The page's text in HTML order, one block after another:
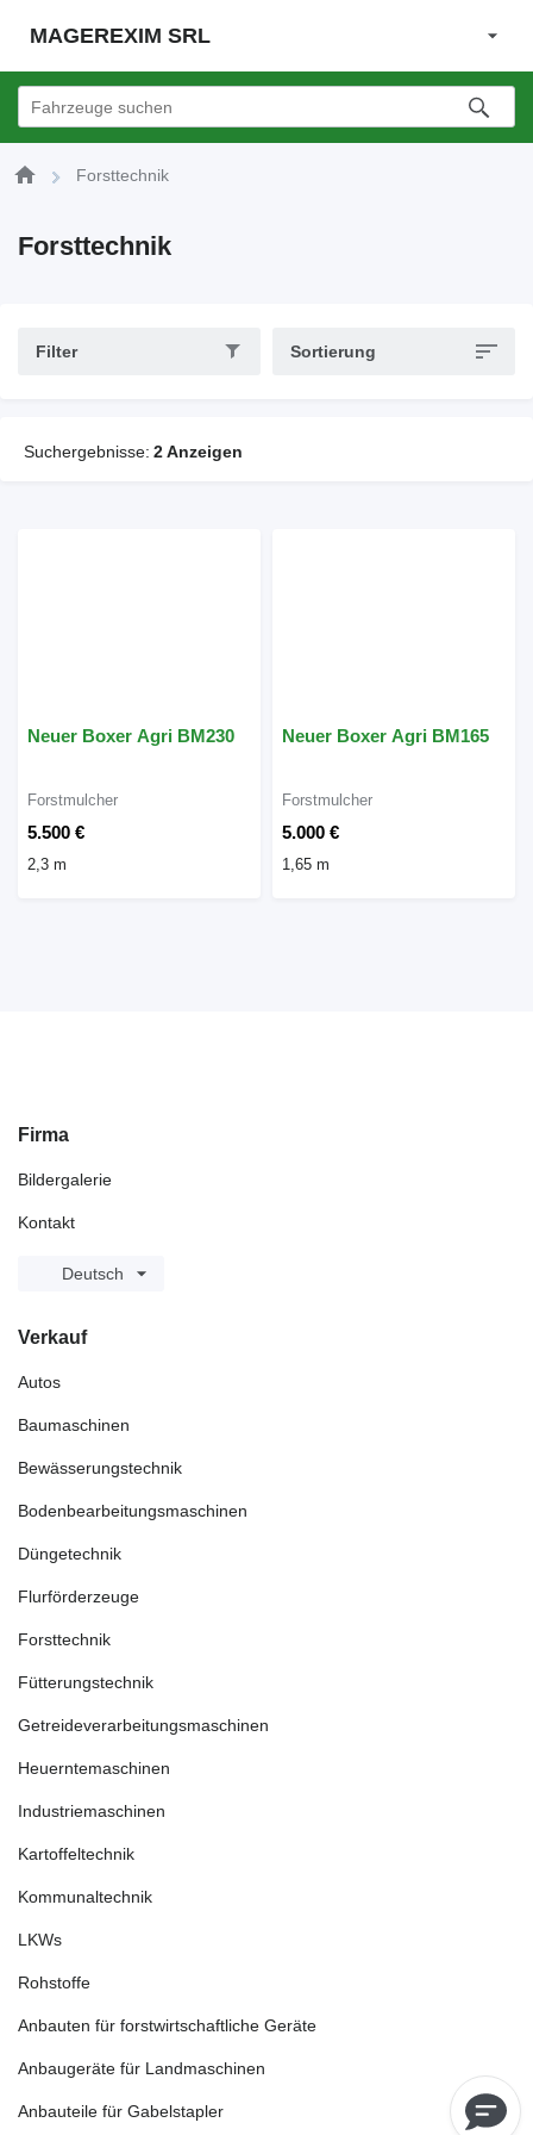
MAGEREXIM SRL
Forsttechnik
Forsttechnik
Filter Sortierung
Suchergebnisse: 2 Anzeigen
Neuer Boxer Agri BM230
5.500 €
Forstmulcher
2,3 m
Neuer Boxer Agri BM165
5.000 €
Forstmulcher
1,65 m
Firma
Bildergalerie
Kontakt
Deutsch
Verkauf
Autos
Baumaschinen
Bewässerungstechnik
Bodenbearbeitungsmaschinen
Düngetechnik
Flurförderzeuge
Forsttechnik
Fütterungstechnik
Getreideverarbeitungsmaschinen
Heuerntemaschinen
Industriemaschinen
Kartoffeltechnik
Kommunaltechnik
LKWs
Rohstoffe
Anbauten für forstwirtschaftliche Geräte
Anbaugeräte für Landmaschinen
Anbauteile für Gabelstapler